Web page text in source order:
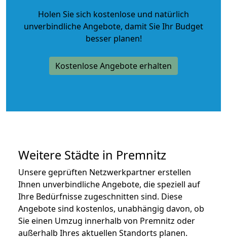
Holen Sie sich kostenlose und natürlich
unverbindliche Angebote, damit Sie Ihr Budget
besser planen!
Kostenlose Angebote erhalten
Weitere Städte in Premnitz
Unsere geprüften Netzwerkpartner erstellen
Ihnen unverbindliche Angebote, die speziell auf
Ihre Bedürfnisse zugeschnitten sind. Diese
Angebote sind kostenlos, unabhängig davon, ob
Sie einen Umzug innerhalb von Premnitz oder
außerhalb Ihres aktuellen Standorts planen.